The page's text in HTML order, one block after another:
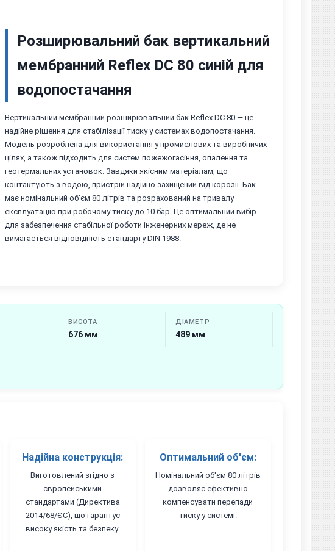
Розширювальний бак вертикальний
мембранний Reflex DC 80 синій для
водопостачання
Вертикальний мембранний розширювальний бак Reflex DC 80 — це
надійне рішення для стабілізації тиску у системах водопостачання.
Модель розроблена для використання у промислових та виробничих
цілях, а також підходить для систем пожежогасіння, опалення та
геотермальних установок. Завдяки якісним матеріалам, що
контактують з водою, пристрій надійно захищений від корозії. Бак
має номінальний об'єм 80 літрів та розрахований на тривалу
експлуатацію при робочому тиску до 10 бар. Це оптимальний вибір
для забезпечення стабільної роботи інженерних мереж, де не
вимагається відповідність стандарту DIN 1988.
ВИСОТА
676 мм
ДІАМЕТР
489 мм
Надійна конструкція:
Виготовлений згідно з
європейськими
стандартами (Директива
2014/68/ЄС), що гарантує
високу якість та безпеку.
Оптимальний об'єм:
Номінальний об'єм 80 літрів
дозволяє ефективно
компенсувати перепади
тиску у системі.